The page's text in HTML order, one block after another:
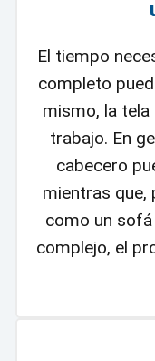
El tiempo
completo
mismo, la tela
trabajo. En
cabecero
mientras que,
como un
complejo, el